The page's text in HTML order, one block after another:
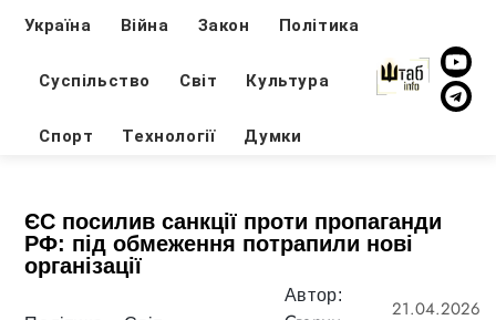
Україна Війна Закон Політика
Суспільство Світ Культура
Спорт Технології Думки
ЄС посилив санкції проти пропаганди
РФ: під обмеження потрапили нові
організації
Автор:
21.04.2026